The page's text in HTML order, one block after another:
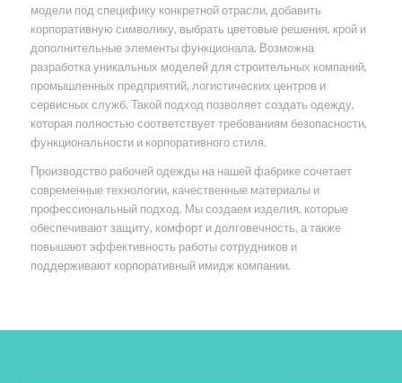
модели под специфику конкретной отрасли, добавить
корпоративную символику, выбрать цветовые решения, крой и
дополнительные элементы функционала. Возможна
разработка уникальных моделей для строительных компаний,
промышленных предприятий, логистических центров и
сервисных служб. Такой подход позволяет создать одежду,
которая полностью соответствует требованиям безопасности,
функциональности и корпоративного стиля.
Производство рабочей одежды на нашей фабрике сочетает
современные технологии, качественные материалы и
профессиональный подход. Мы создаем изделия, которые
обеспечивают защиту, комфорт и долговечность, а также
повышают эффективность работы сотрудников и
поддерживают корпоративный имидж компании.